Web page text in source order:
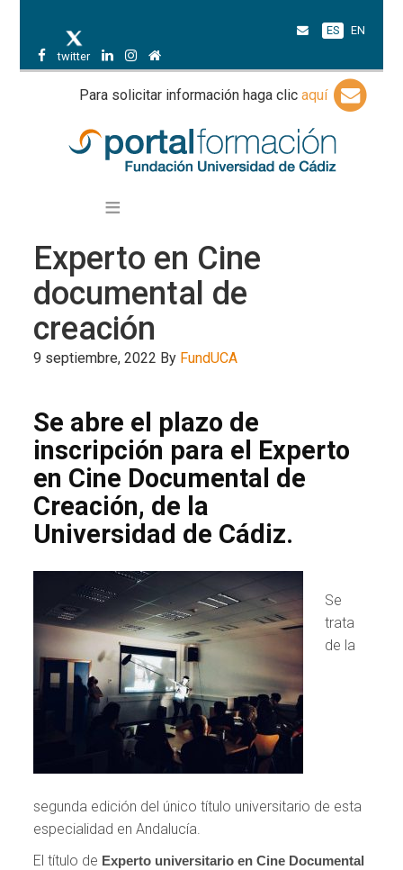
twitter
ES EN
Para solicitar información haga clic aquí
Experto en Cine
documental de
creación
9 septiembre, 2022 By FundUCA
Se abre el plazo de
inscripción para el Experto
en Cine Documental de
Creación, de la
Universidad de Cádiz.
Se
trata
de la
segunda edición del único título universitario de esta
especialidad en Andalucía.
El título de Experto universitario en Cine Documental